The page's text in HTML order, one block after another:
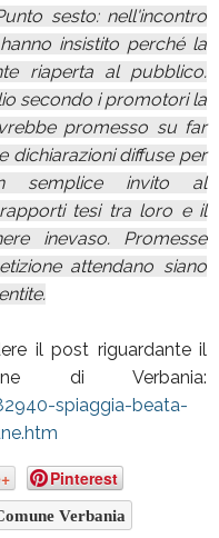
sesto: nell'incontro
insistito perché la
riaperta al pubblico.
secondo i promotori la
promesso su far
dichiarazioni diffuse per
semplice invito al
tesi tra loro e il
inevaso. Promesse
attendano siano
il post riguardante il
di Verbania:
spiaggia-beata-
Pinterest
Verbania